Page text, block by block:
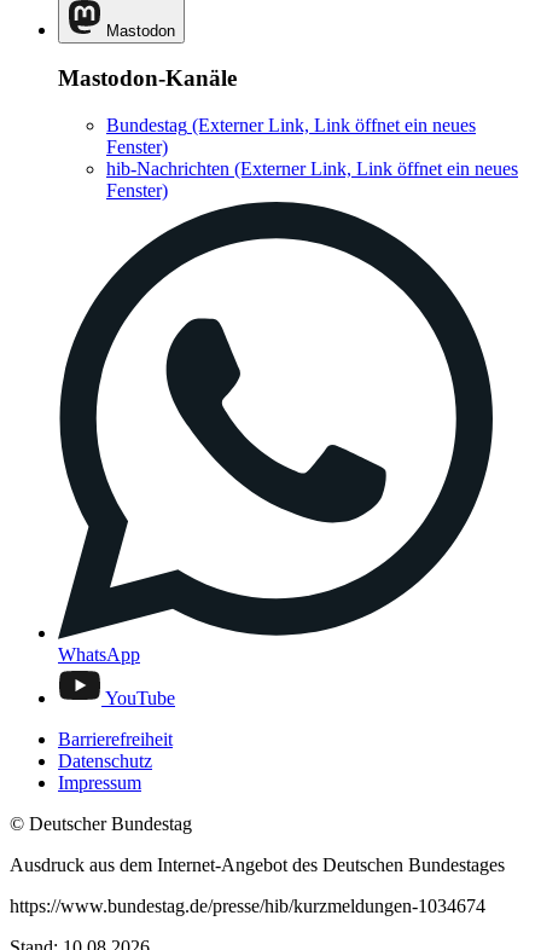
Mastodon
Mastodon-Kanäle
Bundestag (Externer Link, Link öffnet ein neues
Fenster)
hib-Nachrichten (Externer Link, Link öffnet ein neues
Fenster)
WhatsApp
YouTube
Barrierefreiheit
Datenschutz
Impressum
© Deutscher Bundestag
Ausdruck aus dem Internet-Angebot des Deutschen Bundestages
https://www.bundestag.de/presse/hib/kurzmeldungen-1034674